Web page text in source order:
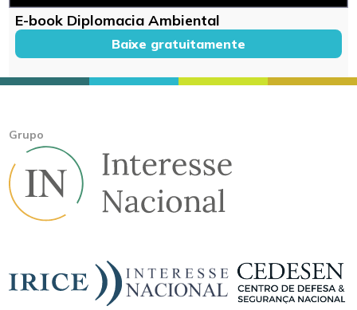
E-book Diplomacia Ambiental
Baixe gratuitamente
Grupo